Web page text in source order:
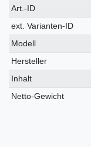
Technisches
Merkmal
Wert
Art.-ID
ext. Varianten-ID
Modell
Hersteller
Inhalt
Netto-Gewicht